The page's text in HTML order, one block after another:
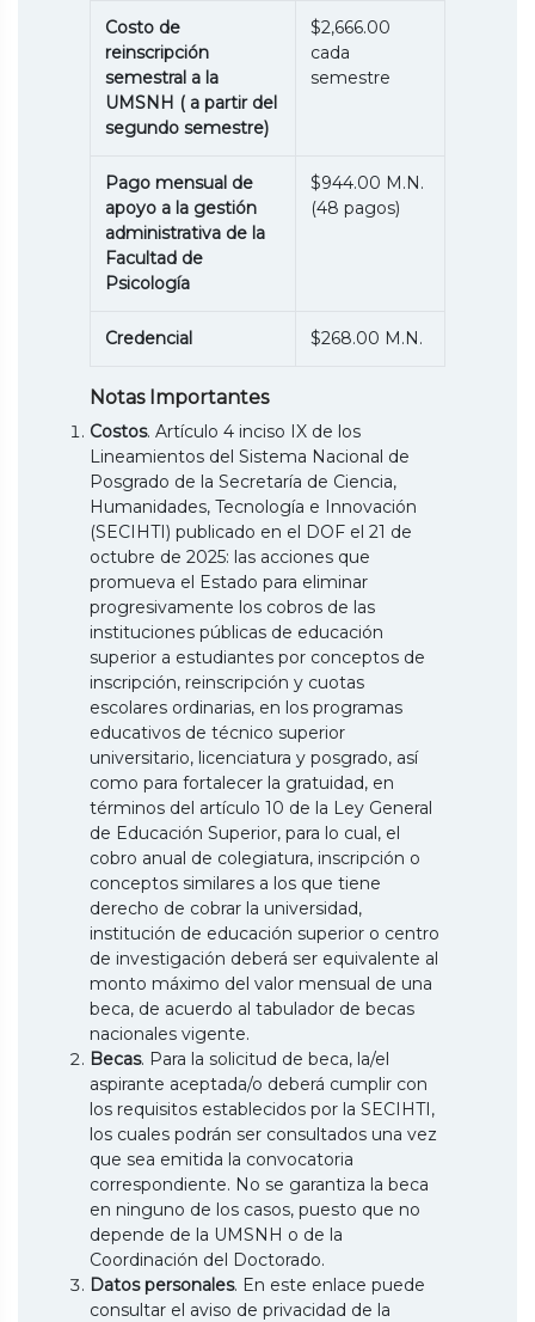
Costo de
reinscripción
semestral a la
UMSNH ( a partir del
segundo semestre)
$2,666.00
cada
semestre
Pago mensual de
apoyo a la gestión
administrativa de la
Facultad de
Psicología
$944.00 M.N.
(48 pagos)
Credencial $268.00 M.N.
Notas Importantes
Costos. Artículo 4 inciso IX de los
Lineamientos del Sistema Nacional de
Posgrado de la Secretaría de Ciencia,
Humanidades, Tecnología e Innovación
(SECIHTI) publicado en el DOF el 21 de
octubre de 2025: las acciones que
promueva el Estado para eliminar
progresivamente los cobros de las
instituciones públicas de educación
superior a estudiantes por conceptos de
inscripción, reinscripción y cuotas
escolares ordinarias, en los programas
educativos de técnico superior
universitario, licenciatura y posgrado, así
como para fortalecer la gratuidad, en
términos del artículo 10 de la Ley General
de Educación Superior, para lo cual, el
cobro anual de colegiatura, inscripción o
conceptos similares a los que tiene
derecho de cobrar la universidad,
institución de educación superior o centro
de investigación deberá ser equivalente al
monto máximo del valor mensual de una
beca, de acuerdo al tabulador de becas
nacionales vigente.
Becas. Para la solicitud de beca, la/el
aspirante aceptada/o deberá cumplir con
los requisitos establecidos por la SECIHTI,
los cuales podrán ser consultados una vez
que sea emitida la convocatoria
correspondiente. No se garantiza la beca
en ninguno de los casos, puesto que no
depende de la UMSNH o de la
Coordinación del Doctorado.
Datos personales. En este enlace puede
consultar el aviso de privacidad de la